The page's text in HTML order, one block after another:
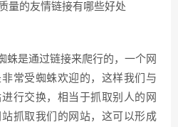
是通过链接来爬行的，一个网
常受蜘蛛欢迎的，这样我们与
行交换，相当于抓取别人的网
抓取我们的网站，这可以形成